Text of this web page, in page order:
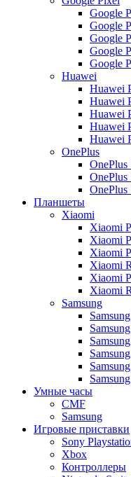
Google
Google
Google
Google
Google
Huawei
Huawei
Huawei
Huawei
Huawei
Huawei
OnePlus
OnePlus
OnePlus
OnePlus
Планшеты
Xiaomi
Xiaomi
Xiaomi
Xiaomi
Xiaomi
Xiaomi
Xiaomi
Samsung
Умные часы
CMF
Samsung
Игровые приставки
Sony
Xbox
Контроллеры